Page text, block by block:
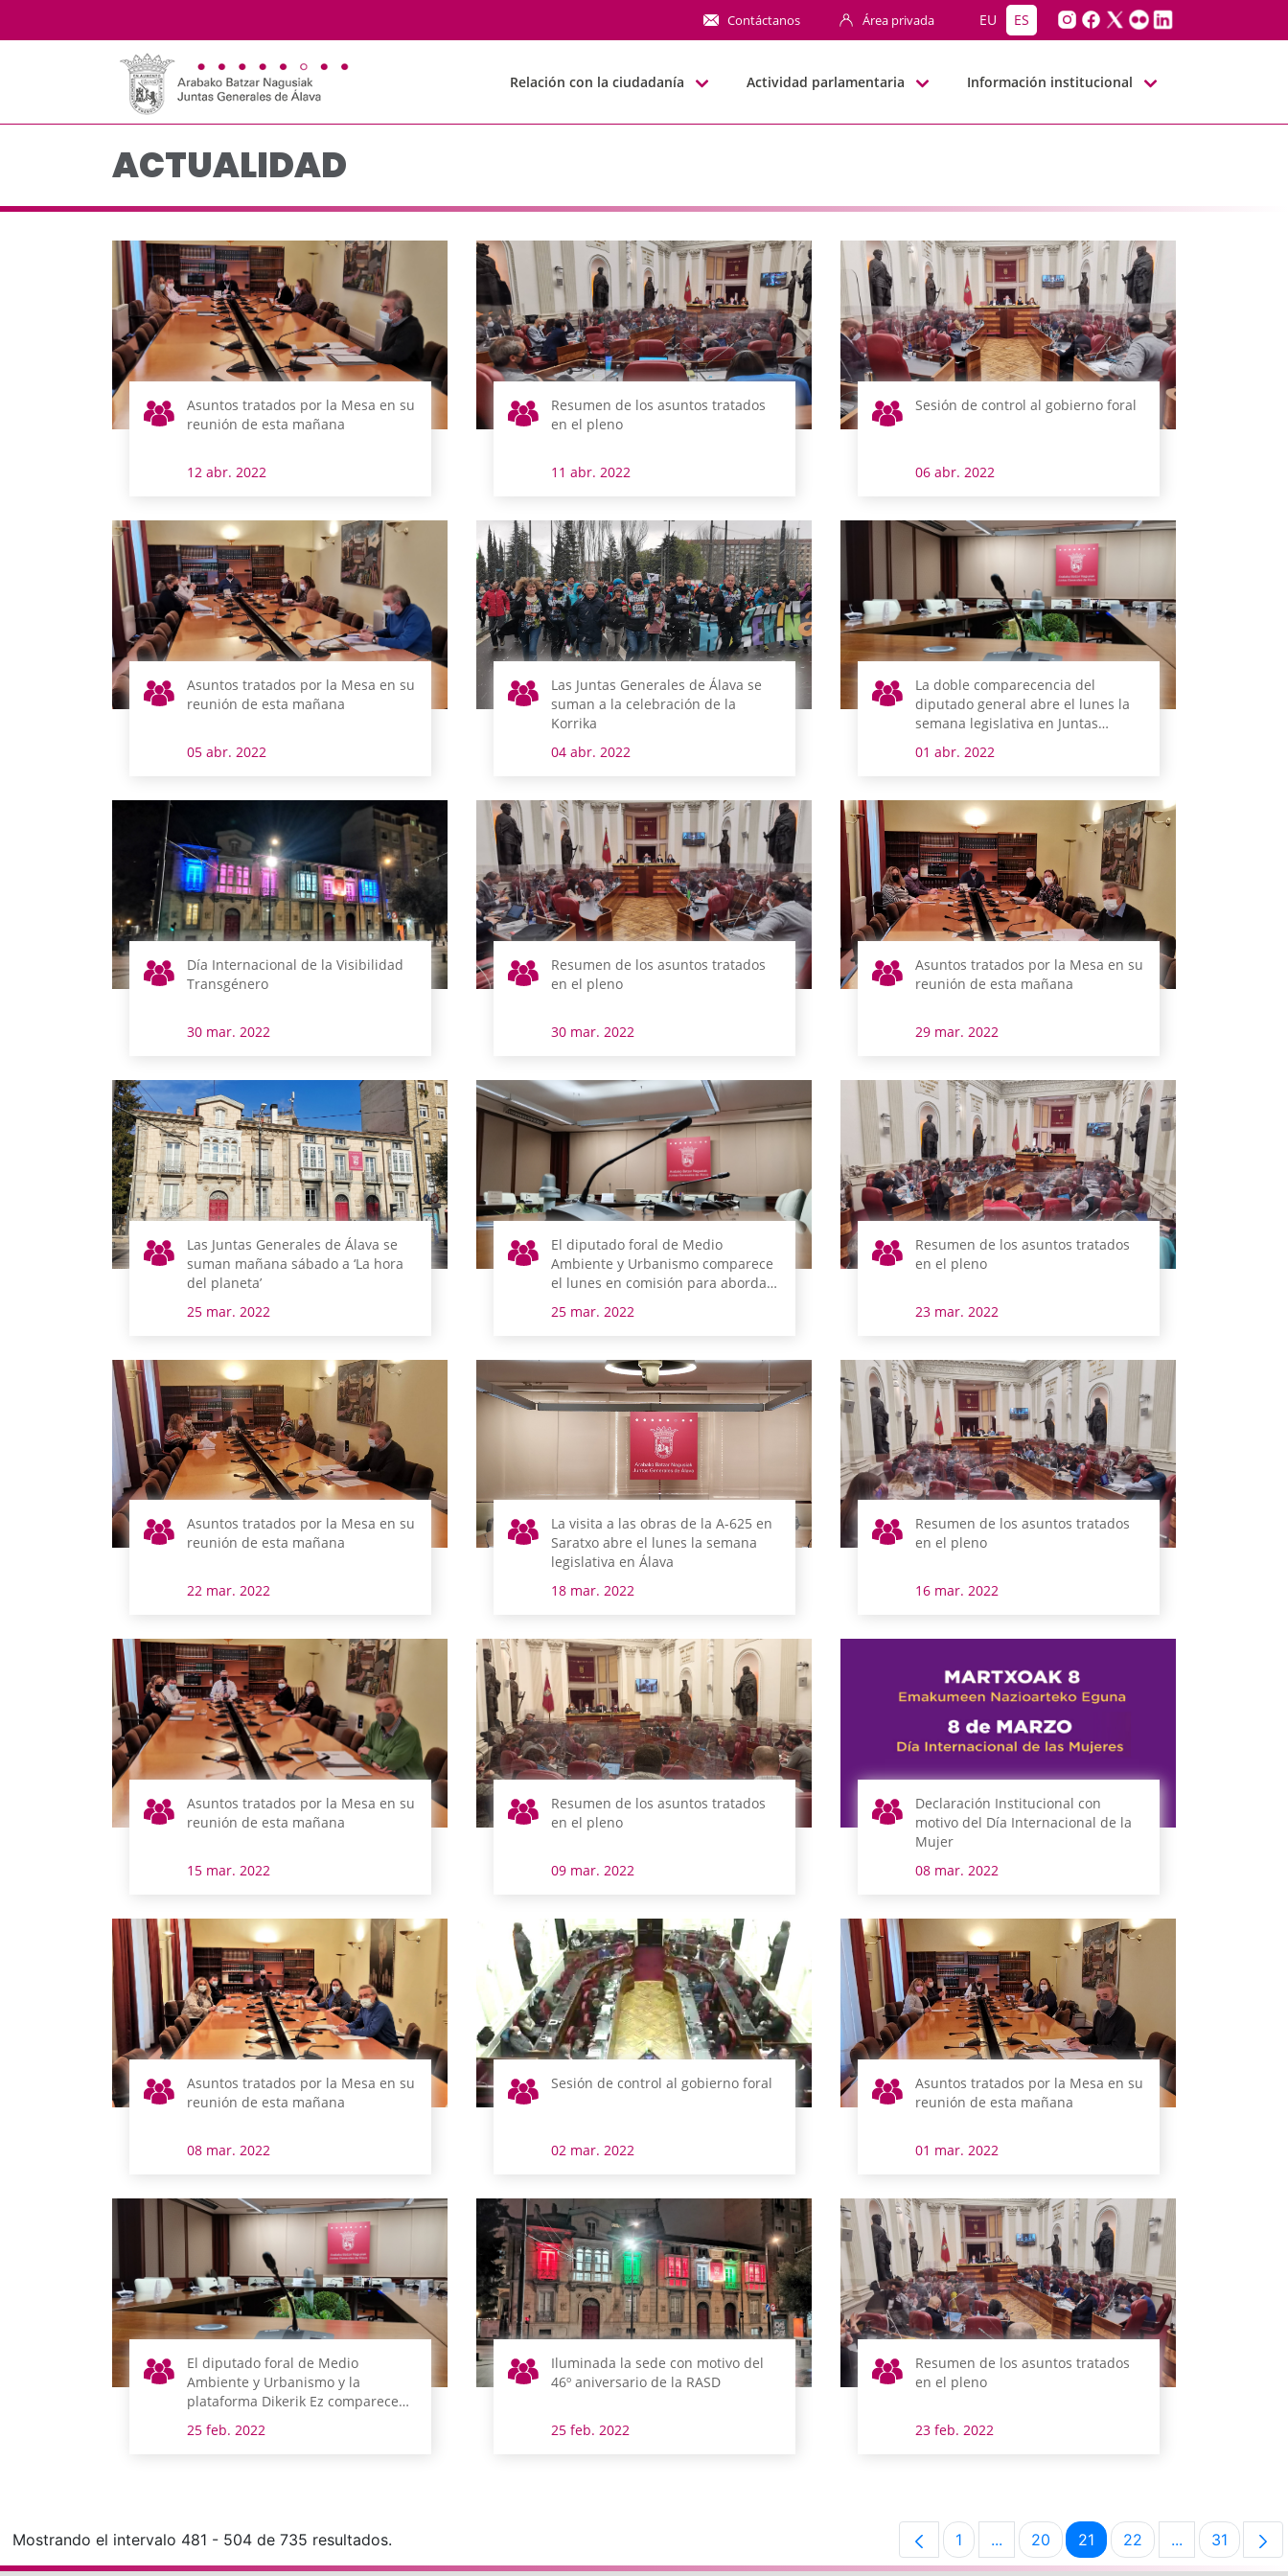
Contáctanos Área privada EU ES
Relación con la ciudadanía Actividad parlamentaria Información institucional
ACTUALIDAD
Asuntos tratados por la Mesa en su
reunión de esta mañana
12 abr. 2022
Resumen de los asuntos tratados
en el pleno
11 abr. 2022
Sesión de control al gobierno foral
06 abr. 2022
Asuntos tratados por la Mesa en su
reunión de esta mañana
05 abr. 2022
Las Juntas Generales de Álava se
suman a la celebración de la
Korrika
04 abr. 2022
La doble comparecencia del
diputado general abre el lunes la
semana legislativa en Juntas
01 abr. 2022
Día Internacional de la Visibilidad
Transgénero
30 mar. 2022
Resumen de los asuntos tratados
en el pleno
30 mar. 2022
Asuntos tratados por la Mesa en su
reunión de esta mañana
29 mar. 2022
Las Juntas Generales de Álava se
suman mañana sábado a ‘La hora
del planeta’
25 mar. 2022
El diputado foral de Medio
Ambiente y Urbanismo comparece
el lunes en comisión para abordar
25 mar. 2022
Resumen de los asuntos tratados
en el pleno
23 mar. 2022
Asuntos tratados por la Mesa en su
reunión de esta mañana
22 mar. 2022
La visita a las obras de la A-625 en
Saratxo abre el lunes la semana
legislativa en Álava
18 mar. 2022
Resumen de los asuntos tratados
en el pleno
16 mar. 2022
Asuntos tratados por la Mesa en su
reunión de esta mañana
15 mar. 2022
Resumen de los asuntos tratados
en el pleno
09 mar. 2022
Declaración Institucional con
motivo del Día Internacional de la
Mujer
08 mar. 2022
Asuntos tratados por la Mesa en su
reunión de esta mañana
08 mar. 2022
Sesión de control al gobierno foral
02 mar. 2022
Asuntos tratados por la Mesa en su
reunión de esta mañana
01 mar. 2022
El diputado foral de Medio
Ambiente y Urbanismo y la
plataforma Dikerik Ez comparecen
el lunes en comisión
25 feb. 2022
Iluminada la sede con motivo del
46º aniversario de la RASD
25 feb. 2022
Resumen de los asuntos tratados
en el pleno
23 feb. 2022
Mostrando el intervalo 481 - 504 de 735 resultados. Página
1 ...Páginas intermedias Use TAB para
Página
20 Página
21 Página
22 ...PáginasPágina
31